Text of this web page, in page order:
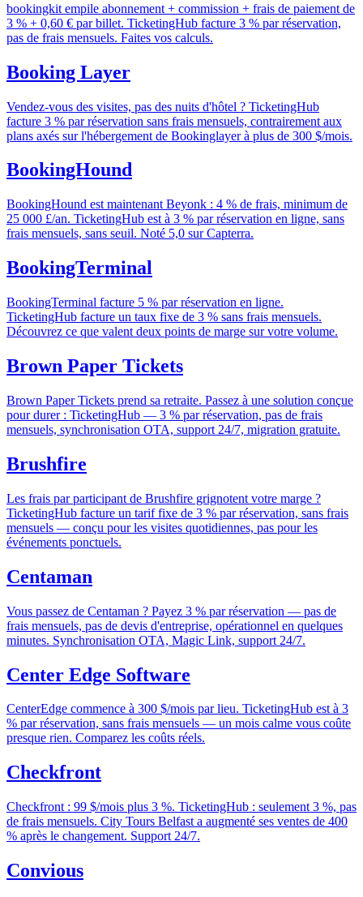
bookingkit empile abonnement + commission + frais de paiement de
3 % + 0,60 € par billet. TicketingHub facture 3 % par réservation,
pas de frais mensuels. Faites vos calculs.
Booking Layer
Vendez-vous des visites, pas des nuits d'hôtel ? TicketingHub
facture 3 % par réservation sans frais mensuels, contrairement aux
plans axés sur l'hébergement de Bookinglayer à plus de 300 $/mois.
BookingHound
BookingHound est maintenant Beyonk : 4 % de frais, minimum de
25 000 £/an. TicketingHub est à 3 % par réservation en ligne, sans
frais mensuels, sans seuil. Noté 5,0 sur Capterra.
BookingTerminal
BookingTerminal facture 5 % par réservation en ligne.
TicketingHub facture un taux fixe de 3 % sans frais mensuels.
Découvrez ce que valent deux points de marge sur votre volume.
Brown Paper Tickets
Brown Paper Tickets prend sa retraite. Passez à une solution conçue
pour durer : TicketingHub — 3 % par réservation, pas de frais
mensuels, synchronisation OTA, support 24/7, migration gratuite.
Brushfire
Les frais par participant de Brushfire grignotent votre marge ?
TicketingHub facture un tarif fixe de 3 % par réservation, sans frais
mensuels — conçu pour les visites quotidiennes, pas pour les
événements ponctuels.
Centaman
Vous passez de Centaman ? Payez 3 % par réservation — pas de
frais mensuels, pas de devis d'entreprise, opérationnel en quelques
minutes. Synchronisation OTA, Magic Link, support 24/7.
Center Edge Software
CenterEdge commence à 300 $/mois par lieu. TicketingHub est à 3
% par réservation, sans frais mensuels — un mois calme vous coûte
presque rien. Comparez les coûts réels.
Checkfront
Checkfront : 99 $/mois plus 3 %. TicketingHub : seulement 3 %, pas
de frais mensuels. City Tours Belfast a augmenté ses ventes de 400
% après le changement. Support 24/7.
Convious